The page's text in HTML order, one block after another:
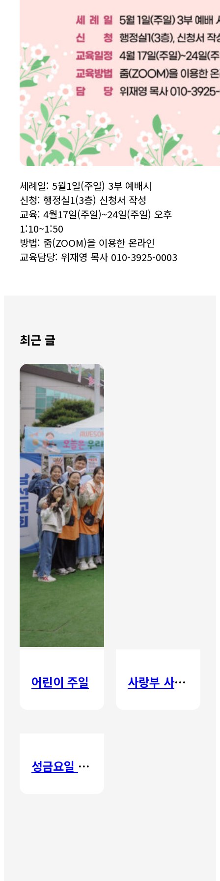
세례일: 5월1일(주일) 3부 예배시
신청: 행정실1(3층) 신청서 작성
교육: 4월17일(주일)~24일(주일) 오후
1:10~1:50
방법: 줌(ZOOM)을 이용한 온라인
교육담당: 위재영 목사 010-3925-0003
최근 글
어린이 주일 사랑부 사랑주일
성금요일 칸타타